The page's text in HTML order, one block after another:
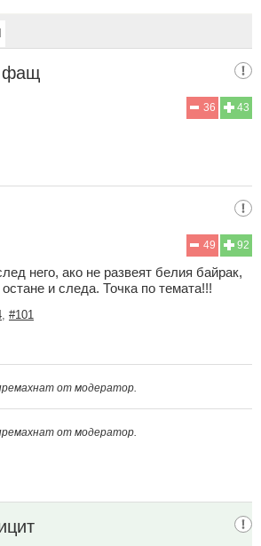
фащ
43
36
92
49
него, ако не развеят белия байрак,
и следа. Точка по темата!!!
#101
от модератор.
от модератор.